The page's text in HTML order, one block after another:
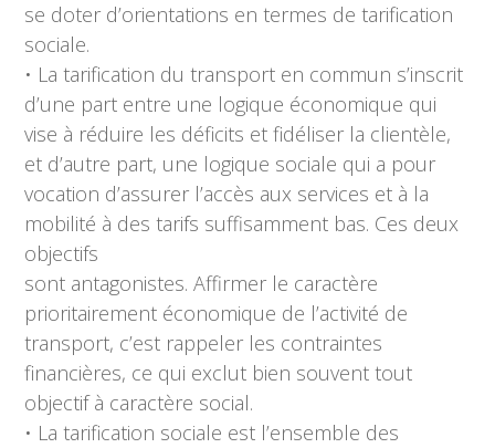
se doter d’orientations en termes de tarification
sociale.
• La tarification du transport en commun s’inscrit
d’une part entre une logique économique qui
vise à réduire les déficits et fidéliser la clientèle,
et d’autre part, une logique sociale qui a pour
vocation d’assurer l’accès aux services et à la
mobilité à des tarifs suffisamment bas. Ces deux
objectifs
sont antagonistes. Affirmer le caractère
prioritairement économique de l’activité de
transport, c’est rappeler les contraintes
financières, ce qui exclut bien souvent tout
objectif à caractère social.
• La tarification sociale est l’ensemble des